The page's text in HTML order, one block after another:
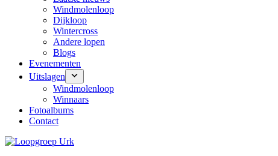
Windmolenloop
Dijkloop
Wintercross
Andere lopen
Blogs
Evenementen
Uitslagen
Windmolenloop
Winnaars
Fotoalbums
Contact